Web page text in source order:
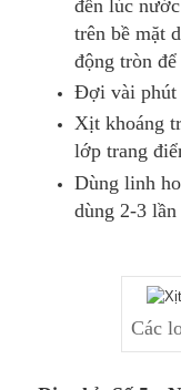
đến lúc
trên bề mặt
động tròn
Đợi vài phút
Xịt khoáng
lớp trang
Dùng linh
dùng 2-3
Các